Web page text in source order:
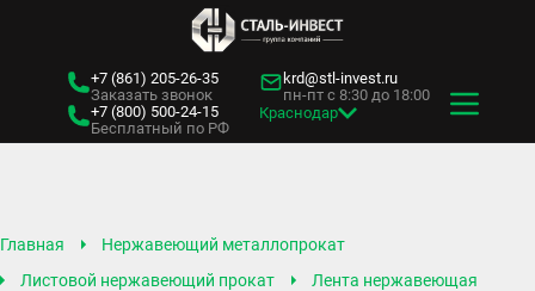
+7 (861) 205-26-35
Заказать звонок
+7 (800) 500-24-15
Бесплатный по РФ
krd@stl-invest.ru
пн-пт с 8:30 до 18:00
Краснодар
Главная
Нержавеющий металлопрокат
Листовой нержавеющий прокат
Лента нержавеющая